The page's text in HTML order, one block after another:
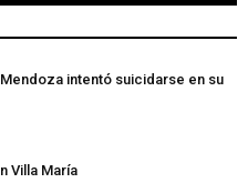
intentó suicidarse en su
Villa María